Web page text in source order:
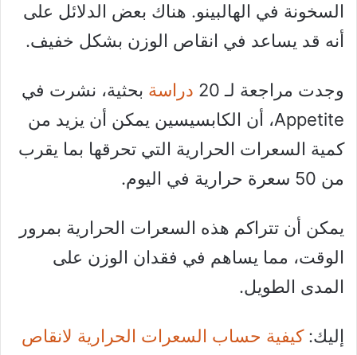
السخونة في الهالبينو. هناك بعض الدلائل على
أنه قد يساعد في انقاص الوزن بشكل خفيف.
وجدت مراجعة لـ 20 دراسة بحثية، نشرت في
Appetite، أن الكابسيسين يمكن أن يزيد من
كمية السعرات الحرارية التي تحرقها بما يقرب
من 50 سعرة حرارية في اليوم.
يمكن أن تتراكم هذه السعرات الحرارية بمرور
الوقت، مما يساهم في فقدان الوزن على
المدى الطويل.
إليك:كيفية حساب السعرات الحرارية لانقاص